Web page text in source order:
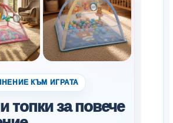
КЪМ ИГРАТА
топки за повече